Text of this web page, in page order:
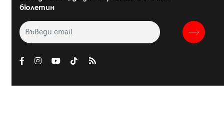
бюлетин